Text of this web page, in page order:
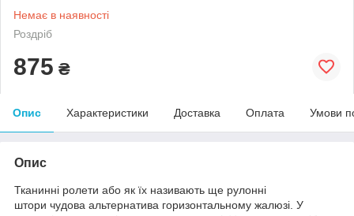
Немає в наявності
Роздріб
875 ₴
Опис Характеристики Доставка Оплата Умови
Опис
Тканинні ролети або як їх називають ще рулонні
штори чудова альтернатива горизонтальному жалюзі. У